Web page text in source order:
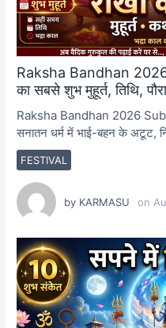
Raksha Bandhan
का सबसे शुभ मुहूर्त, तिथि,
FESTIVAL
Raksha Bandhan 2026
सनातन धर्म में भाई-बहन के अटूट,
by KARMASU on